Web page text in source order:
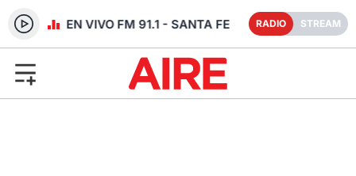
RADIO EN VIVO FM 91.1 - SANTA FE RADIO STREAM